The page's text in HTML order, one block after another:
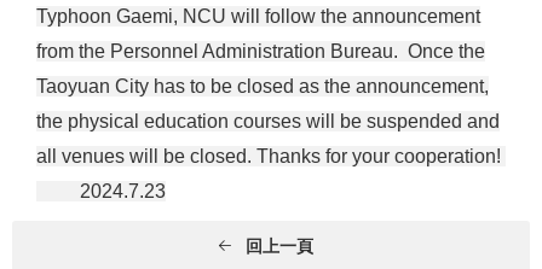
Typhoon Gaemi, NCU will follow the announcement
from the Personnel Administration Bureau. Once the
Taoyuan City has to be closed as the announcement,
the physical education courses will be suspended and
all venues will be closed. Thanks for your cooperation!
2024.7.23
回上一頁